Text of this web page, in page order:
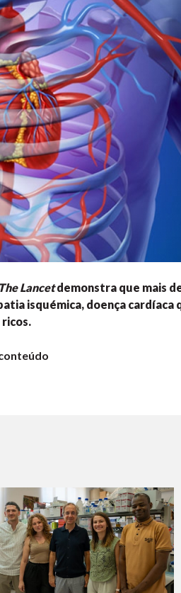
The Lancetdemonstra que mais
isquémica, doença cardíaca